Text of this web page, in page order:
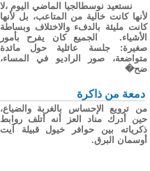
نستعيد نوسطالجيا الماضي اليوم ،لا
لأنها كانت خالية من المتاعب، بل لأنها
كانت مليئة بالدفء والاختلاف وبساطة
الأشياء. الجميع كان يفرح بأمور
صغيرة: جلسة عائلية حول مائدة
متواضعة، صور الراديو في المساء،
ضح�
دمعة من ذاكرة
من ترويع الإحساس بالغربة والضياع،
حين أدرك مناد العز أنه أتلف روابط
ذكرياته بين حوافر خيول قبيلة آيت
أوسمان البرق.